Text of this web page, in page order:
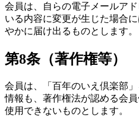
会員は、自らの電子メールア
いる内容に変更が生じた場合
やかに届け出るものとします。
第8条（著作権等）
会員は、「百年のいえ倶楽部
情報も、著作権法が認める会
使用できないものとします。